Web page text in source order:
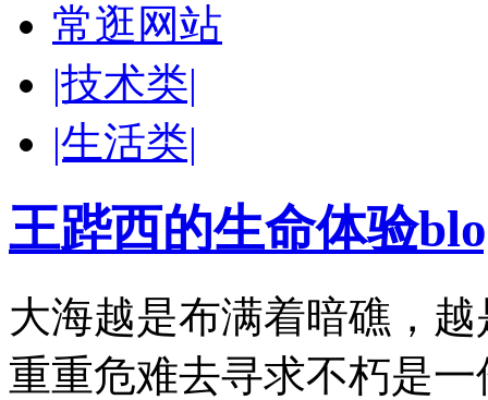
常逛网站
|技术类|
|生活类|
王跸西的生命体验
大海越是布满着暗礁，
重重危难去寻求不朽是